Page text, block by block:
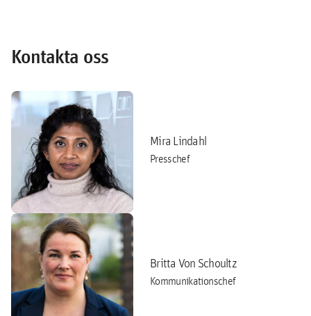
Kontakta oss
Mira Lindahl
Presschef
Britta Von Schoultz
Kommunikationschef